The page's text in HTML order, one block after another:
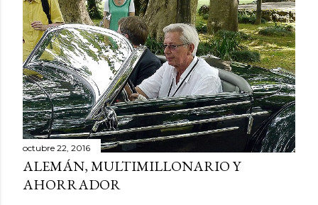
octubre 22, 2016
ALEMÁN, MULTIMILLONARIO Y
AHORRADOR